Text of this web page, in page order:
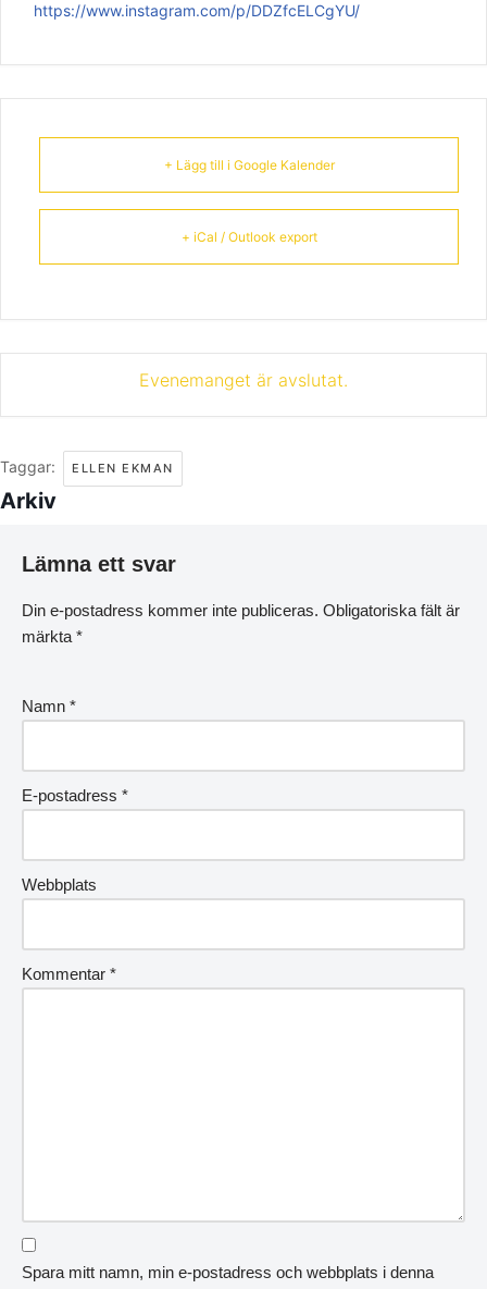
https://www.instagram.com/p/DDZfcELCgYU/
+ Lägg till i Google Kalender
+ iCal / Outlook export
Evenemanget är avslutat.
Taggar: ELLEN EKMAN
Arkiv
Lämna ett svar
Din e-postadress kommer inte publiceras. Obligatoriska fält är
märkta *
Namn *
E-postadress *
Webbplats
Kommentar *
Spara mitt namn, min e-postadress och webbplats i denna